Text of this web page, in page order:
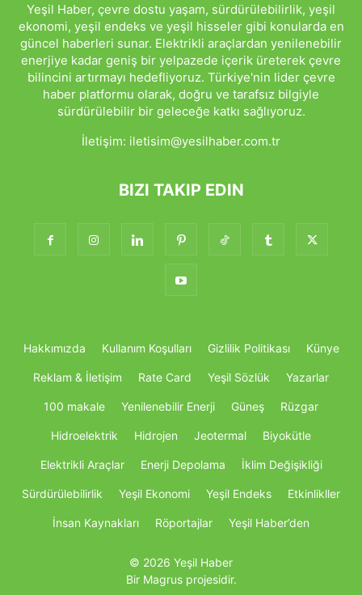
Yeşil Haber, çevre dostu yaşam, sürdürülebilirlik, yeşil
ekonomi, yeşil endeks ve yeşil hisseler gibi konularda en
güncel haberleri sunar. Elektrikli araçlardan yenilenebilir
enerjiye kadar geniş bir yelpazede içerik üreterek çevre
bilincini artırmayı hedefliyoruz. Türkiye'nin lider çevre
haber platformu olarak, doğru ve tarafsız bilgiyle
sürdürülebilir bir geleceğe katkı sağlıyoruz.
İletişim: iletisim@yesilhaber.com.tr
BIZI TAKIP EDIN
Hakkımızda Kullanım Koşulları Gizlilik Politikası Künye
Reklam & İletişim Rate Card Yeşil Sözlük Yazarlar
100 makale Yenilenebilir Enerji Güneş Rüzgar
Hidroelektrik Hidrojen Jeotermal Biyokütle
Elektrikli Araçlar Enerji Depolama İklim Değişikliği
Sürdürülebilirlik Yeşil Ekonomi Yeşil Endeks Etkinlikller
İnsan Kaynakları Röportajlar Yeşil Haber’den
© 2026 Yeşil Haber
Bir Magrus projesidir.